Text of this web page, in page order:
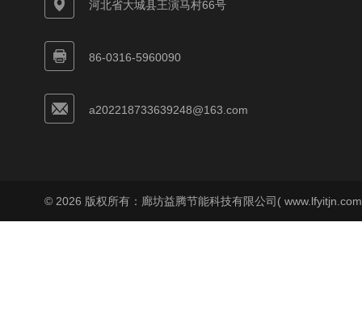
河北省大城县王演马村66号
86-0316-5960090
a202218733639248@163.com
© 2026 版权所有：廊坊益腾节能科技有限公司(